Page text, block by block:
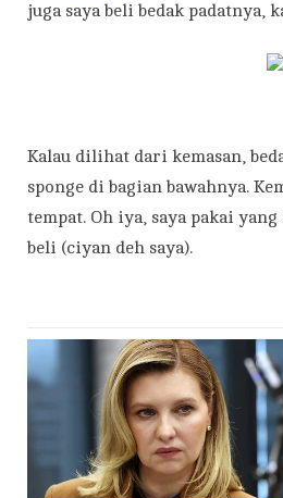
juga saya beli bedak padatnya,
Kalau dilihat dari kemasan,
sponge di bagian bawahnya.
tempat. Oh iya, saya pakai
beli (ciyan deh saya).